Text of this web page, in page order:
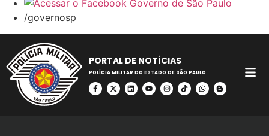
/governosp
PORTAL DE NOTÍCIAS
POLÍCIA MILITAR DO ESTADO DE SÃO PAULO